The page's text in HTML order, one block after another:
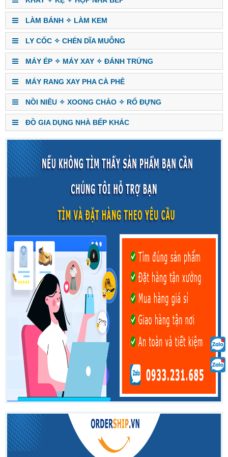
LÀM BÁNH ✧ LÀM KEM
LY CỐC ✧ CHÉN DĨA MUỖNG
MÁY ÉP ✧ MÁY XAY ✧ ĐÁNH TRỨNG
MÁY RANG XAY PHA CÀ PHÊ
NỒI NIÊU ✧ XOONG CHẢO ✧ RỔ ĐỰNG
ĐỒ GIA DỤNG NHÀ BẾP KHÁC